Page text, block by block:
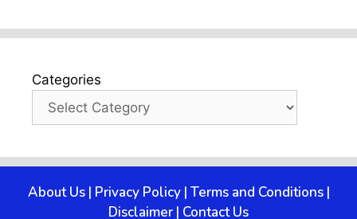
Categories
About Us| Privacy Policy| Terms and Conditions|
Disclaimer | Contact Us